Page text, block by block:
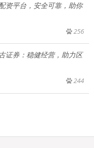
资平台，安全可靠，助你
256
证券：稳健经营，助力区
244